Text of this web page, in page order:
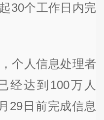
30个工作日内完
个人信息处理者
经达到100万人
29日前完成信息